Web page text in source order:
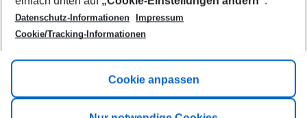
Footer navigation
Title A
Link A
Datenschutz-Informationen
Impressum
Cookie/Tracking-Informationen
Cookie anpassen